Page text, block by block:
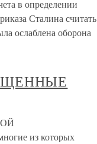
в определении
Сталина считать
ослаблена оборона
из которых